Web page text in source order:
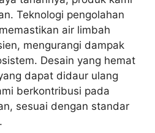
Teknologi pengolahan
air limbah
mengurangi dampak
Desain yang hemat
dapat didaur ulang
berkontribusi pada
sesuai dengan standar